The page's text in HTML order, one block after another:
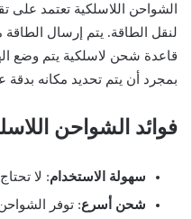
الشواحن اللاسلكية تعتمد على
لنقل الطاقة. يتم إرسال
قاعدة شحن لاسلكية يتم وضع
بمجرد أن يتم تحديد مكانه بدقة
فوائد الشواحن
سهولة الاستخدام: لا
شحن أسرع: توفر